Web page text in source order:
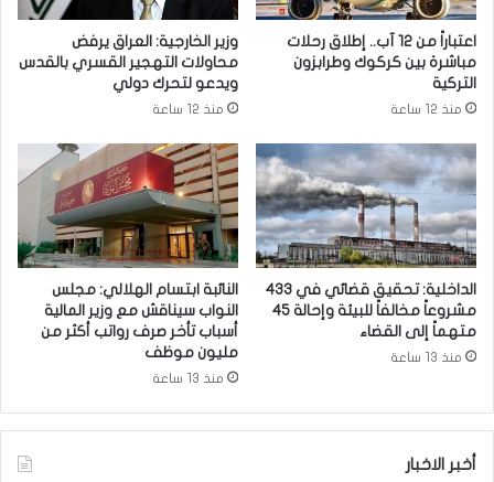
ض
م
ا
ا
ل
ص
ح
ي
و
ي
أ
ر
ب
ا
ع
ل
.
.
ط
ل
ا
ق
ا
م
ت
ح
ا
ن
د
اعتباراً من 12 آب.. إطلاق رحلات
مباشرة بين كركوك وطرابزون
التركية
منذ 12 ساعة
وزير الخارجية: العراق يرفض
محاولات التهجير القسري بالقدس
ويدعو لتحرك دولي
منذ 12 ساعة
الداخلية: تحقيق قضائي في 433
مشروعاً مخالفاً للبيئة وإحالة 45
متهماً إلى القضاء
منذ 13 ساعة
النائبة ابتسام الهلالي: مجلس
النواب سيناقش مع وزير المالية
أسباب تأخر صرف رواتب أكثر من
مليون موظف
منذ 13 ساعة
أخبر الاخبار